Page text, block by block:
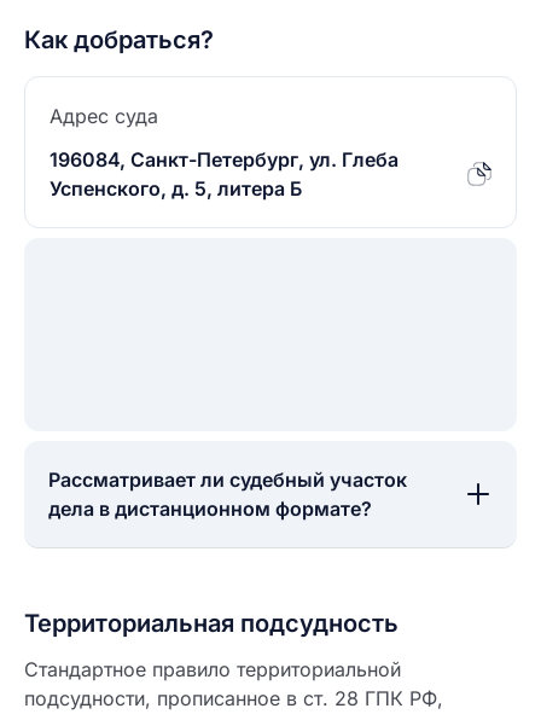
Как добраться?
Адрес суда
196084, Санкт-Петербург, ул. Глеба
Успенского, д. 5, литера Б
Рассматривает ли судебный участок
дела в дистанционном формате?
Территориальная подсудность
Стандартное правило территориальной
подсудности, прописанное в ст. 28 ГПК РФ,